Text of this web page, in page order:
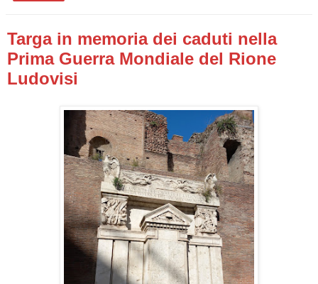
Targa in memoria dei caduti nella
Prima Guerra Mondiale del Rione
Ludovisi